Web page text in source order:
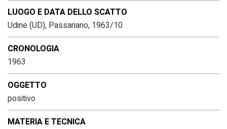
LUOGO E DATA DELLO SCATTO
Udine (UD), Passariano, 1963/10
CRONOLOGIA
1963
OGGETTO
positivo
MATERIA E TECNICA